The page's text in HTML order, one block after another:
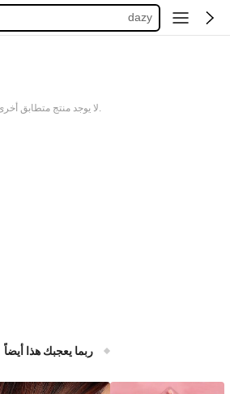
dazy
.لا يوجد منتج متطابق
ربما يعجبك هذا أيضاً